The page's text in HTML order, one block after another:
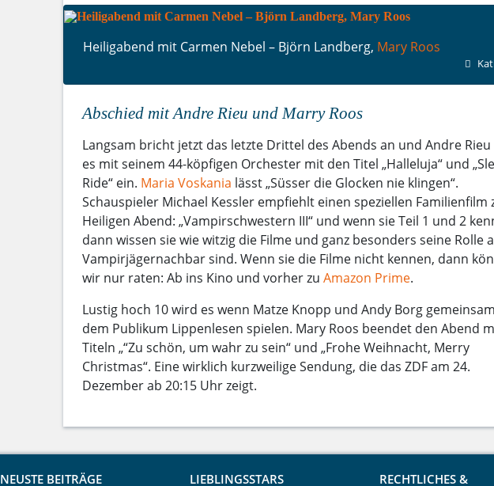
Heiligabend mit Carmen Nebel – Björn Landberg, Mary Roos
Abschied mit Andre Rieu und Marry Roos
Langsam bricht jetzt das letzte Drittel des Abends an und Andre
es mit seinem 44-köpfigen Orchester mit den Titel „Halleluja“ und
Ride“ ein. Maria Voskania lässt „Süsser die Glocken nie klingen“.
Schauspieler Michael Kessler empfiehlt einen speziellen Familienfilm
Heiligen Abend: „Vampirschwestern III“ und wenn sie Teil 1 und 2
dann wissen sie wie witzig die Filme und ganz besonders seine Rolle
Vampirjägernachbar sind. Wenn sie die Filme nicht kennen, dann
wir nur raten: Ab ins Kino und vorher zu Amazon Prime.
Lustig hoch 10 wird es wenn Matze Knopp und Andy Borg
dem Publikum Lippenlesen spielen. Mary Roos beendet den Abend
Titeln „“Zu schön, um wahr zu sein“ und „Frohe Weihnacht, Merry
Christmas“. Eine wirklich kurzweilige Sendung, die das ZDF am 24.
Dezember ab 20:15 Uhr zeigt.
NEUSTE BEITRÄGE LIEBLINGSSTARS RECHTLICHES &